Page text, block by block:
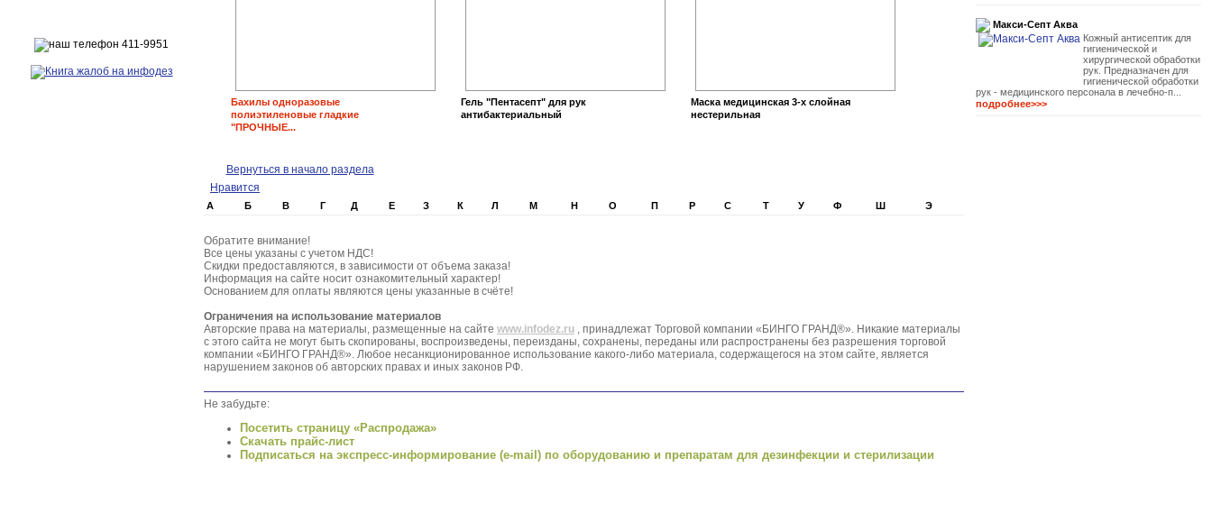
Бахилы одноразовые
полиэтиленовые гладкие
"ПРОЧНЫЕ...
Гель "Пентасепт" для рук
антибактериальный
Маска медицинская 3-х слойная
нестерильная
Вернуться в начало раздела
Нравится
А Б В Г Д Е З К Л М Н О П Р С Т У Ф Ш Э
Обратите внимание!
Все цены указаны с учетом НДС!
Скидки предоставляются, в зависимости от объема заказа!
Информация на сайте носит ознакомительный характер!
Основанием для оплаты являются цены указанные в счёте!
Ограничения на использование материалов
Авторские права на материалы, размещенные на сайте www.infodez.ru , принадлежат Торговой компании «БИНГО ГРАНД®». Никакие материалы
с этого сайта не могут быть скопированы, воспроизведены, переизданы, сохранены, переданы или распространены без разрешения торговой
компании «БИНГО ГРАНД®». Любое несанкционированное использование какого-либо материала, содержащегося на этом сайте, является
нарушением законов об авторских правах и иных законов РФ.
Не забудьте:
Посетить страницу «Распродажа»
Скачать прайс-лист
Подписаться на экспресс-информирование (e-mail) по оборудованию и препаратам для дезинфекции и стерилизации
Макси-Септ Аква
Кожный антисептик для
гигиенической и
хирургической обработки
рук. Предназначен для
гигиенической обработки
рук - медицинского персонала в лечебно-п...
подробнее>>>